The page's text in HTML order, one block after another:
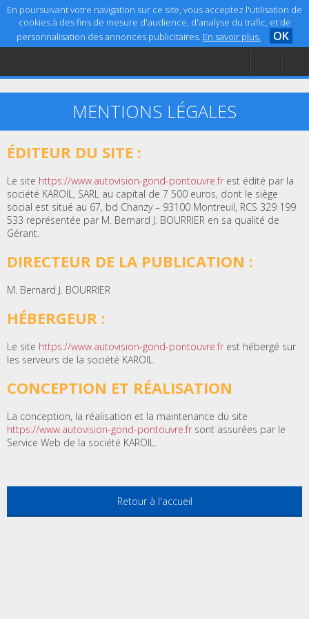
En poursuivant votre navigation sur ce site, vous acceptez l'utilisation de
cookies à des fins de mesure d'audience, d'analyse du trafic, et de
personnalisation des annonces publicitaires. En savoir plus. OK
Accueil
Aide
MENTIONS LÉGALES
ÉDITEUR DU SITE :
Le site https://www.autovision-gond-pontouvre.fr est édité par la
société KAROIL, SARL au capital de 7 500 euros, dont le siège
social est situé au 67, bd Chanzy – 93100 Montreuil, RCS 329 199
533 représentée par M. Bernard J. BOURRIER en sa qualité de
Gérant.
DIRECTEUR DE LA PUBLICATION :
M. Bernard J. BOURRIER
HÉBERGEUR :
Le site https://www.autovision-gond-pontouvre.fr est hébergé sur
les serveurs de la société KAROIL.
CONCEPTION ET RÉALISATION
La conception, la réalisation et la maintenance du site
https://www.autovision-gond-pontouvre.fr sont assurées par le
Service Web de la société KAROIL.
Retour à l'accueil